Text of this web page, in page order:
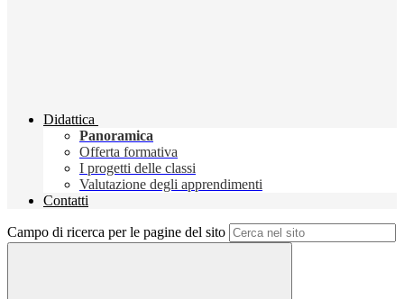
Didattica
Panoramica
Offerta formativa
I progetti delle classi
Valutazione degli apprendimenti
Contatti
Campo di ricerca per le pagine del sito